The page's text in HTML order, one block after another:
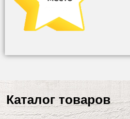
Каталог товаров